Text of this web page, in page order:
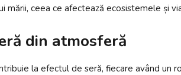
ceea ce afectează ecosistemele și
din atmosferă
la efectul de seră, fiecare având